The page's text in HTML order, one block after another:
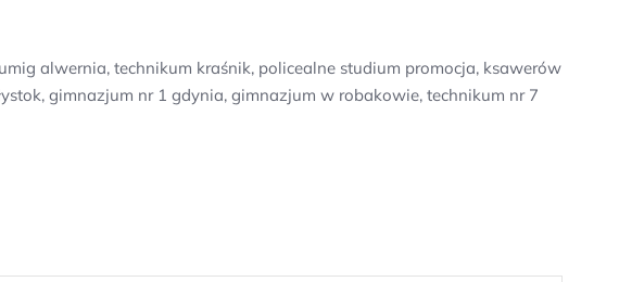
alwernia, technikum kraśnik, policealne studium promocja, ksawerów
gimnazjum nr 1 gdynia, gimnazjum w robakowie, technikum nr 7